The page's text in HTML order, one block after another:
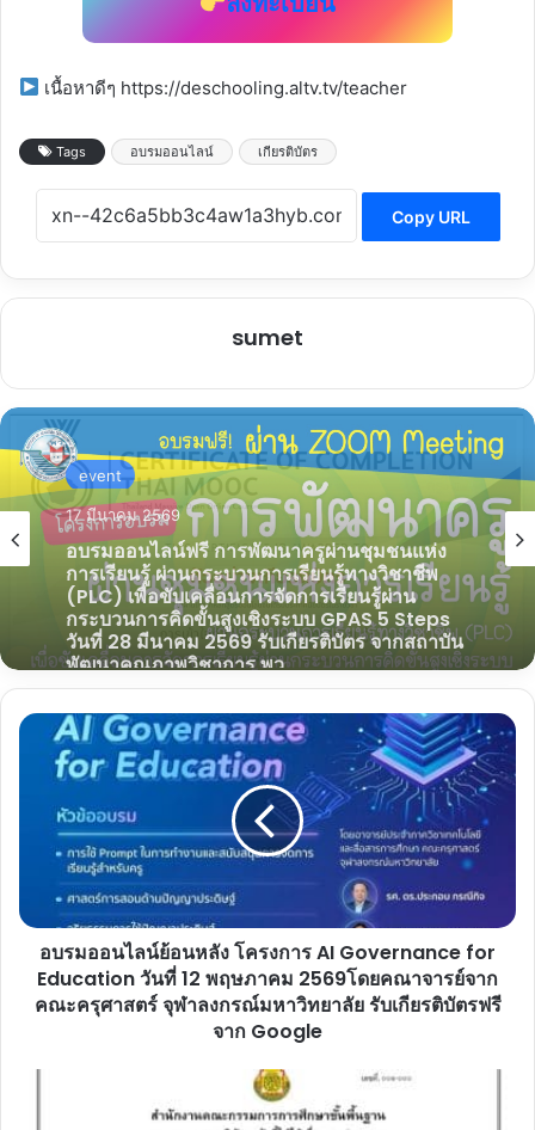
เนื้อหาดีๆ https://deschooling.altv.tv/teacher
Tags อบรมออนไลน์ เกียรติบัตร
Copy URL
sumet
event
17 มีนาคม 2569
อบรมออนไลน์ฟรี การพัฒนาครูผ่านชุมชนแห่ง
การเรียนรู้ ผ่านกระบวนการเรียนรู้ทางวิชาชีพ
(PLC) เพื่อขับเคลื่อนการจัดการเรียนรู้ผ่าน
กระบวนการคิดขั้นสูงเชิงระบบ GPAS 5 Steps
วันที่ 28 มีนาคม 2569 รับเกียรติบัตร จากสถาบัน
พัฒนาคุณภาพวิชาการ พว.
event
14 มีนาคม 2569
อบรมออนไลน์ฟรี หลักสูตร การเข้าใจดิจิทัล
Digital Literacy ผ่านเกณฑ์รับเกียรติบัตร 15
ชั่วโมงการเรียนรู้ จาก Thai MOOC
อบรม
ออนไลน์
โครงการ
Governance
Education
คณาจารย์
อบรมออนไลน์ย้อนหลัง โครงการ AI Governance for
Education วันที่ 12 พฤษภาคม 2569โดยคณาจารย์จาก
คณะครุศาสตร์ จุฬาลงกรณ์มหาวิทยาลัย รับเกียรติบัตรฟรี
จาก Google